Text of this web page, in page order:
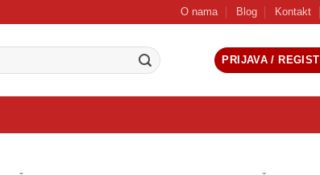
O nama Blog Kontakt
PRIJAVA /